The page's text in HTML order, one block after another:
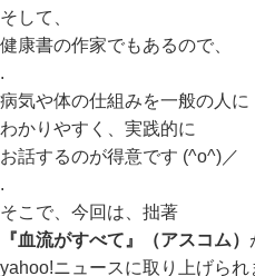
そして、
健康書の作家でもあるので、
.
病気や体の仕組みを一般の人に
わかりやすく、実践的に
お話するのが得意です (^o^)／
.
そこで、今回は、拙著
『血流がすべて』（アスコム）
yahoo!ニュースに取り上げられ